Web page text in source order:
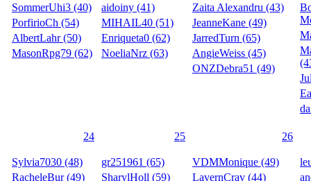
SommerUhi3 (40)
PorfirioCh (54)
AlbertLahr (50)
MasonRpg79 (62)
aidoiny (41)
MIHAIL40 (51)
Enriqueta0 (62)
NoeliaNrz (63)
Zaita Alexandru (43)
JeanneKane (49)
JarredTurn (65)
AngieWeiss (45)
ONZDebra51 (49)
24
Sylvia7030 (48)
RacheleBur (49)
25
gr251961 (65)
SharylHoll (59)
26
VDMMonique (49)
LavernCrav (44)